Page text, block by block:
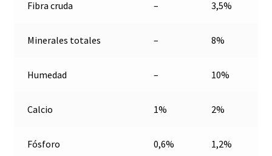
Fibra cruda – 3,5%
Minerales totales – 8%
Humedad – 10%
Calcio 1% 2%
Fósforo 0,6% 1,2%